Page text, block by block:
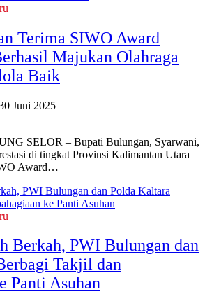
Terima SIWO Award
Majukan Olahraga
Baik
Juni 2025
SELOR – Bupati Bulungan, Syarwani,
di tingkat Provinsi Kalimantan Utara
Award…
Berkah, PWI Bulungan dan
Takjil dan
Panti Asuhan